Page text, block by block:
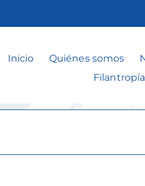
Inicio Quiénes somos